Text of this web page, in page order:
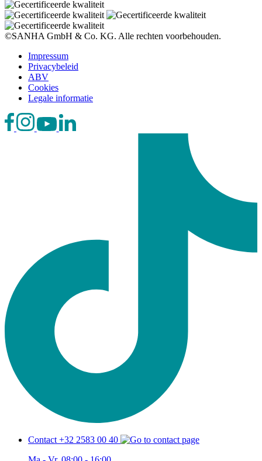
©SANHA GmbH & Co. KG. Alle rechten voorbehouden.
Impressum
Privacybeleid
ABV
Cookies
Legale informatie
Contact +32 2583 00 40